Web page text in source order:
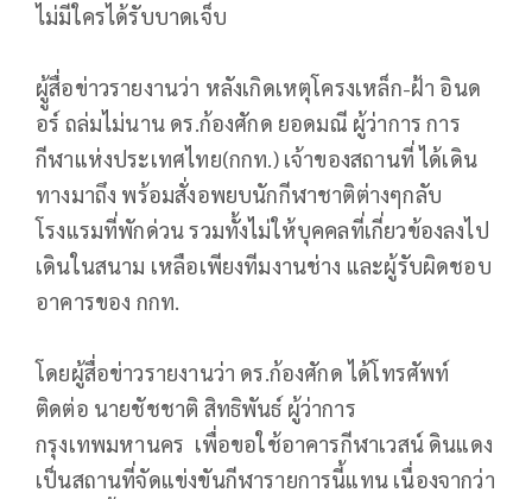
ไม่มีใครได้รับบาดเจ็บ
ผูู้สื่อข่าวรายงานว่า หลังเกิดเหตุโครงเหล็ก-ฝ้า อินด
อร์ ถล่มไม่นาน ดร.ก้องศักด ยอดมณี ผู้ว่าการ การ
กีฬาแห่งประเทศไทย(กกท.) เจ้าของสถานที่ ได้เดิน
ทางมาถึง พร้อมสั่งอพยบนักกีฬาชาติต่างๆกลับ
โรงแรมที่พักด่วน รวมทั้งไม่ให้บุคคลที่เกี่ยวข้องลงไป
เดินในสนาม เหลือเพียงทีมงานช่าง และผู้รับผิดชอบ
อาคารของ กกท.
โดยผู้สื่อข่าวรายงานว่า ดร.ก้องศักด ได้โทรศัพท์
ติดต่อ นายชัชชาติ สิทธิพันธ์ ผู้ว่าการ
กรุงเทพมหานคร เพื่อขอใช้อาคารกีฬาเวสน์ ดินแดง
เป็นสถานที่จัดแข่งขันกีฬารายการนี้แทน เนื่องจากว่า